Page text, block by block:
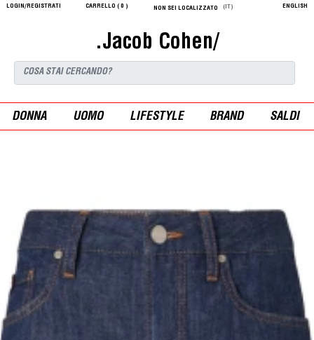
LOGIN/REGISTRATI CARRELLO ( 0 ) NON SEI LOCALIZZATO (IT) ENGLISH
.Jacob Cohen/
DONNA UOMO LIFESTYLE BRAND SALDI